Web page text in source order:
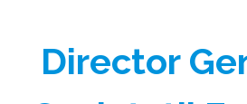
Director